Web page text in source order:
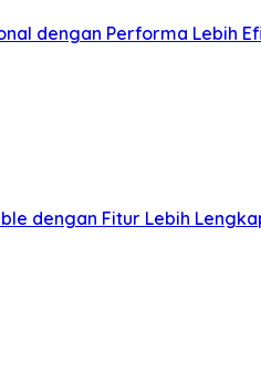
dengan Performa Lebih
dengan Fitur Lebih